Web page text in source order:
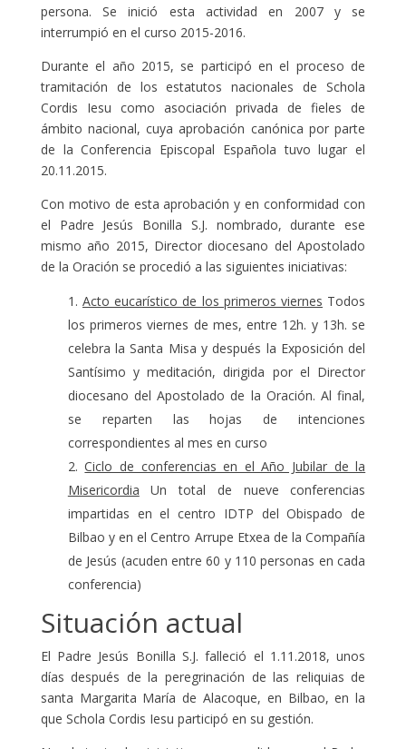
persona. Se inició esta actividad en 2007 y se
interrumpió en el curso 2015-2016.
Durante el año 2015, se participó en el proceso de
tramitación de los estatutos nacionales de Schola
Cordis Iesu como asociación privada de fieles de
ámbito nacional, cuya aprobación canónica por parte
de la Conferencia Episcopal Española tuvo lugar el
20.11.2015.
Con motivo de esta aprobación y en conformidad con
el Padre Jesús Bonilla S.J. nombrado, durante ese
mismo año 2015, Director diocesano del Apostolado
de la Oración se procedió a las siguientes iniciativas:
Acto eucarístico de los primeros viernes Todos
los primeros viernes de mes, entre 12h. y 13h. se
celebra la Santa Misa y después la Exposición del
Santísimo y meditación, dirigida por el Director
diocesano del Apostolado de la Oración. Al final,
se reparten las hojas de intenciones
correspondientes al mes en curso
Ciclo de conferencias en el Año Jubilar de la
Misericordia Un total de nueve conferencias
impartidas en el centro IDTP del Obispado de
Bilbao y en el Centro Arrupe Etxea de la Compañía
de Jesús (acuden entre 60 y 110 personas en cada
conferencia)
Situación actual
El Padre Jesús Bonilla S.J. falleció el 1.11.2018, unos
días después de la peregrinación de las reliquias de
santa Margarita María de Alacoque, en Bilbao, en la
que Schola Cordis Iesu participó en su gestión.